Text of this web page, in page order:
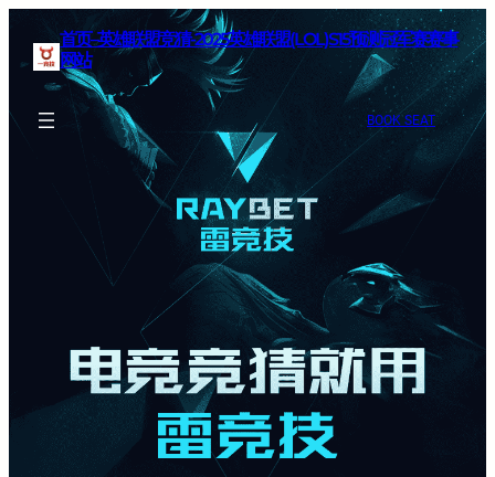
首页–英雄联盟竞猜-2025英雄联盟(LOL)S15预测冠军赛赛事
网站
BOOK SEAT